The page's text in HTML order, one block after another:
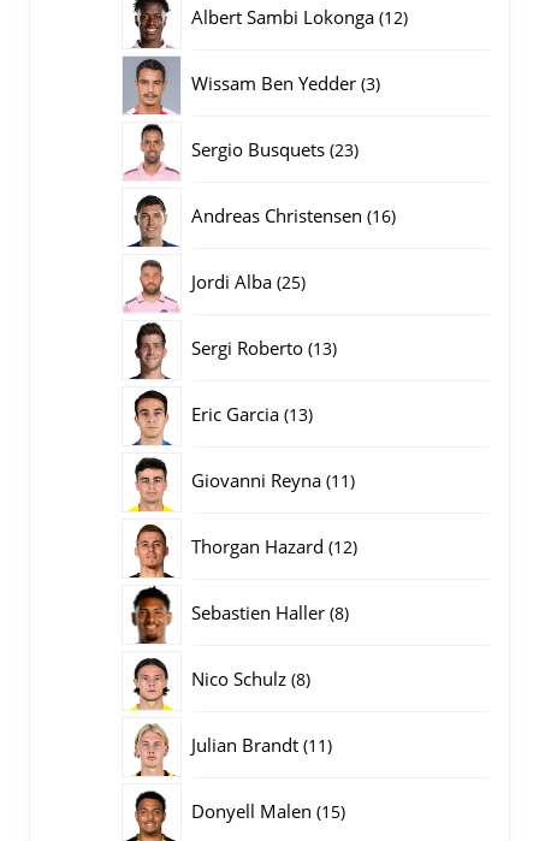
Albert Sambi Lokonga 1212
Wissam Ben Yedder 33
Sergio Busquets 2323
Andreas Christensen 1616
Jordi Alba 2525
Sergi Roberto 1313
Eric Garcia 1313
Giovanni Reyna 1111
Thorgan Hazard 1212
Sebastien Haller 88
Nico Schulz 88
Julian Brandt 1111
Donyell Malen 1515